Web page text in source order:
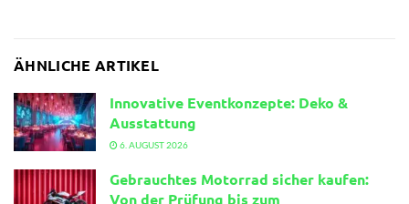
ÄHNLICHE ARTIKEL
Innovative Eventkonzepte: Deko &
Ausstattung
6. AUGUST 2026
Gebrauchtes Motorrad sicher kaufen:
Von der Prüfung bis zum